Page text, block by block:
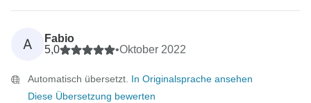
A
Fabio
5,0
•Oktober 2022
Automatisch übersetzt. In Originalsprache ansehen
Diese Übersetzung bewerten